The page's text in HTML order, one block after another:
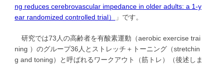
ng reduces cerebrovascular impedance in older adults: a 1-y
ear randomized controlled trial）
」です。
研究では73人の高齢者を有酸素運動（aerobic exercise trai
ning ）のグループ36人とストレッチ＋トーニング（stretchin
g and toning）と呼ばれるワークアウト（筋トレ）（後述しま